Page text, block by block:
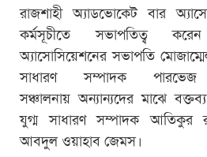
রাজশাহী অ্যাডভোকেট বার
কর্মসূচীতে সভাপতিত্ব
অ্যাসোসিয়েশনের সভাপতি
সাধারণ সম্পাদক
সঞ্চালনায় অন্যান্যদের মাঝে
যুগ্ম সাধারণ সম্পাদক আতিকুর
আবদুল ওয়াহাব জেমস।